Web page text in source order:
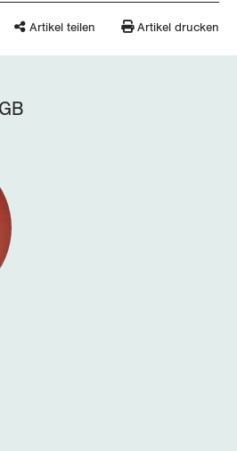
Artikel teilen Artikel drucken